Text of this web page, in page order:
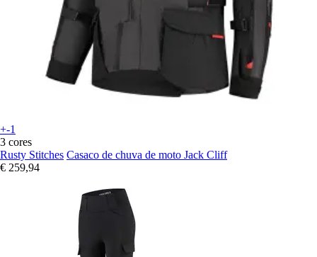
+-1
3 cores
Rusty Stitches Casaco de chuva de moto Jack Cliff
€ 259,94